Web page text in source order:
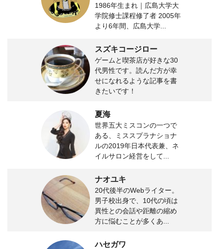
1986年生まれ｜広島大学大
学院修士課程修了者 2005年
より6年間、広島大学...
スズキコージロー
ゲームと喫茶店が好きな30
代男性です。読んだ方が幸
せになれるような記事を書
きたいです！
夏海
世界五大ミスコンの一つで
ある、ミススプラナショナ
ルの2019年日本代表兼、ネ
イルサロン経営をして...
ナオユキ
20代後半のWebライター。
男子校出身で、10代の頃は
異性との会話や距離の縮め
方に悩むことが多くあ...
ハセガワ